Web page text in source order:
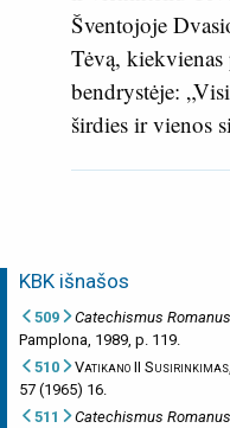
Šventojoje
Tėvą,
bendrystėje:
širdies ir vienos
KBK išnašos
509 Catechismus Romanus
Pamplona, 1989, p. 119.
510
Vatikano II Susirinkimas,
57 (1965) 16.
511
Catechismus Romanus